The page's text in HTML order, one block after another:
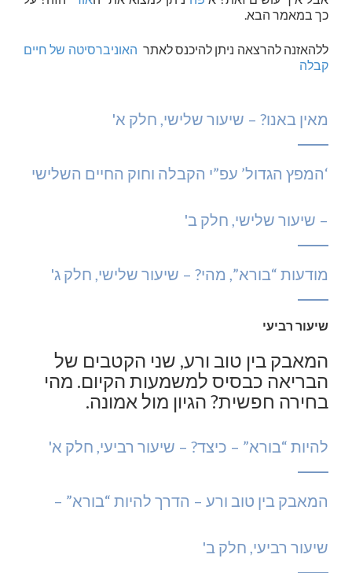
כך במאמר הבא.
ללהאזנה להרצאה ניתן להיכנס לאתר האוניברסיטה של חיים
קבלה
מאין באנו? – שיעור שלישי, חלק א'
‘המפץ הגדול’ עפ”י הקבלה וחוק החיים השלישי
– שיעור שלישי, חלק ב'
מודעות “בורא”, מהי? – שיעור שלישי, חלק ג'
שיעור רביעי
המאבק בין טוב ורע, שני הקטבים של
הבריאה כבסיס למשמעות הקיום. מהי
בחירה חפשית? הגיון מול אמונה.
להיות “בורא” – כיצד? – שיעור רביעי, חלק א'
המאבק בין טוב ורע – הדרך להיות “בורא” –
שיעור רביעי, חלק ב'